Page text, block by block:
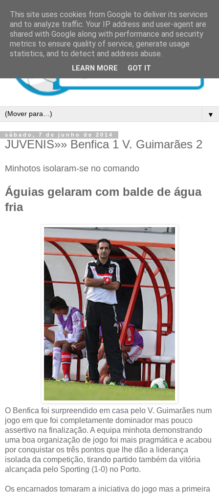
▼
sábado, 7 de junho de 2014
JUVENIS»» Benfica 1 V. Guimarães 2
Minhotos isolaram-se no comando
Águias gelaram com balde de água
fria
O Benfica foi surpreendido em casa pelo V. Guimarães num
jogo em que foi completamente dominador mas pouco
assertivo na finalização. A equipa minhota demonstrando
uma boa organização de jogo foi mais pragmática e acabou
por conquistar os três pontos que lhe dão a liderança
isolada da competição, tirando partido também da vitória
alcançada pelo Sporting (1-0) no Porto.
Os encarnados tomaram a iniciativa do jogo mas a primeira
This site uses cookies from Google to deliver its services
and to analyze traffic. Your IP address and user-agent are
shared with Google along with performance and security
metrics to ensure quality of service, generate usage
statistics, and to detect and address abuse.
LEARN MORE GOT IT